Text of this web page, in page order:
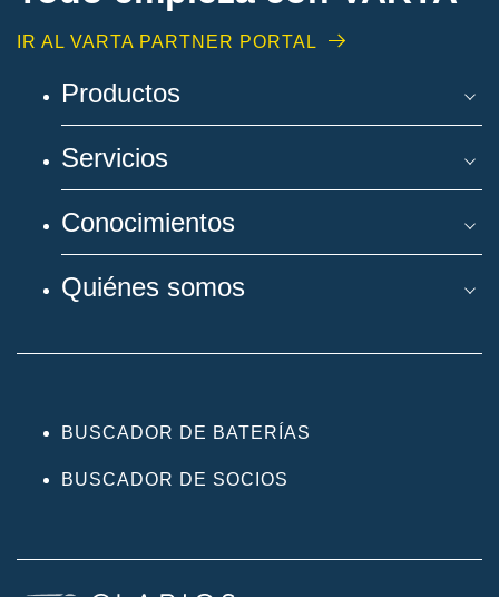
IR AL VARTA PARTNER PORTAL
Productos
Servicios
Conocimientos
Quiénes somos
BUSCADOR DE BATERÍAS
BUSCADOR DE SOCIOS